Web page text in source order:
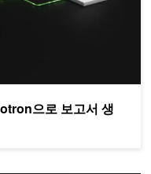
으로 보고서 생